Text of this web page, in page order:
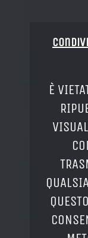
È